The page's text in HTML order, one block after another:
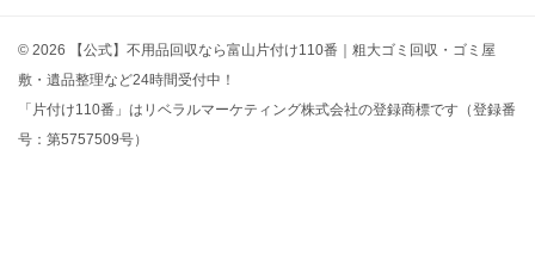
© 2026 【公式】不用品回収なら富山片付け110番｜粗大ゴミ回収・ゴミ屋
敷・遺品整理など24時間受付中！
「片付け110番」はリベラルマーケティング株式会社の登録商標です（登録番
号：第5757509号）